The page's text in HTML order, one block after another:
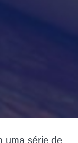
uma série de